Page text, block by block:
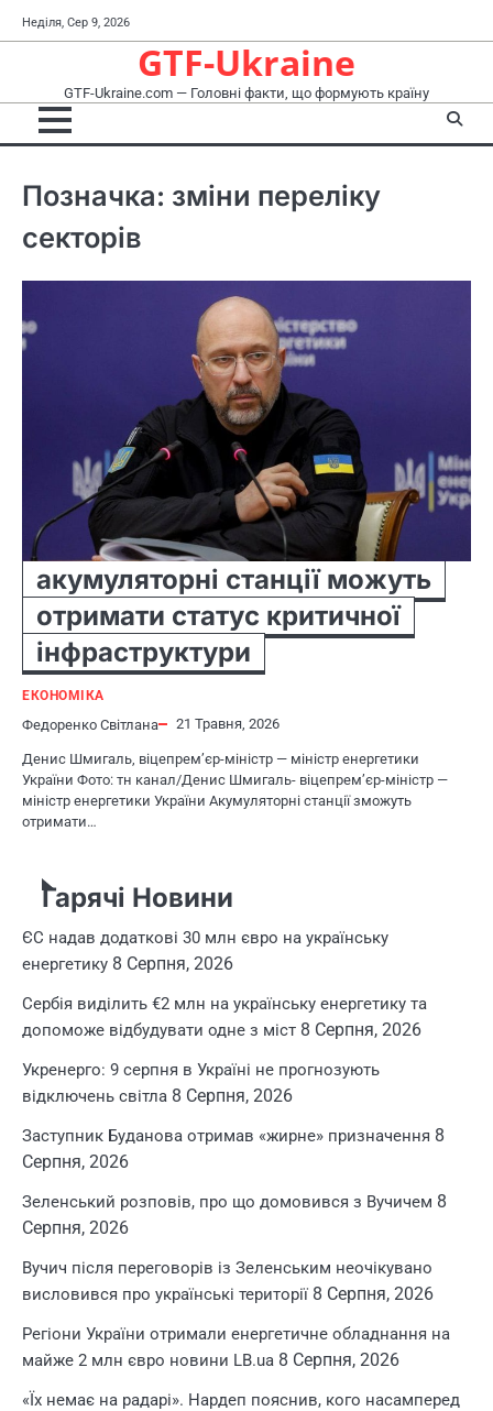
до
Неділя, Сер 9, 2026
GTF-Ukraine
GTF-Ukraine.com — Головні факти, що формують країну
Позначка: зміни переліку
секторів
акумуляторні станції можуть
отримати статус критичної
інфраструктури
ЕКОНОМІКА
Федоренко Світлана 21 Травня, 2026
Денис Шмигаль, віцепрем’єр-міністр — міністр енергетики
України Фото: тн канал/Денис Шмигаль- віцепрем’єр-міністр —
міністр енергетики України Акумуляторні станції зможуть
отримати…
Гарячі Новини
ЄС надав додаткові 30 млн євро на українську
енергетику 8 Серпня, 2026
Сербія виділить €2 млн на українську енергетику та
допоможе відбудувати одне з міст 8 Серпня, 2026
Укренерго: 9 серпня в Україні не прогнозують
відключень світла 8 Серпня, 2026
Заступник Буданова отримав «жирне» призначення 8
Серпня, 2026
Зеленський розповів, про що домовився з Вучичем 8
Серпня, 2026
Вучич після переговорів із Зеленським неочікувано
висловився про українські території 8 Серпня, 2026
Регіони України отримали енергетичне обладнання на
майже 2 млн євро новини LB.ua 8 Серпня, 2026
«Їх немає на радарі». Нардеп пояснив, кого насамперед